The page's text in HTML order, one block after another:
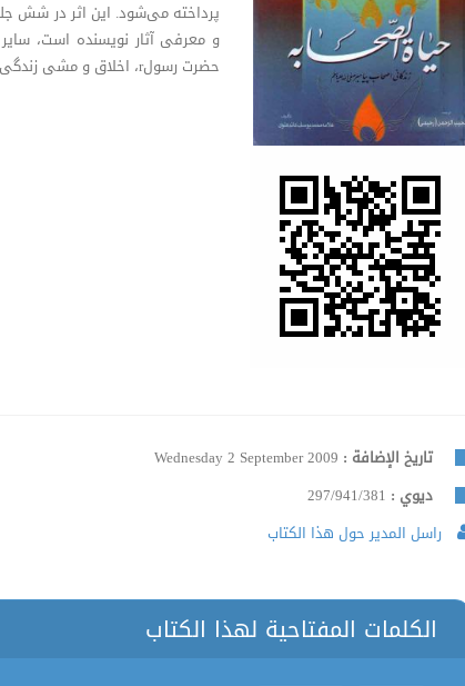
پرداخته می‌شود. این اثر در شش
و معرفی آثار نویسنده است،
حضرت رسولr، اخلاق و مشی زندگی صحابه ایشان و روایت‌های فراوان درباره آنان.
تاريخ الإضافة : Wednesday 2 September 2009
ديوي : 297/941/381
راسل المدير حول هذا الكتاب
الكلمات المفتاحية لهذا الكتاب